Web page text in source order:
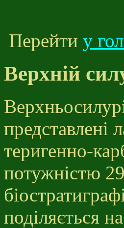
Перейти у
Верхній
теригенно-
потужністю
поділяється